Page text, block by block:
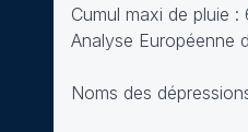
Cumul maxi de pluie
Analyse Européenne
Noms des